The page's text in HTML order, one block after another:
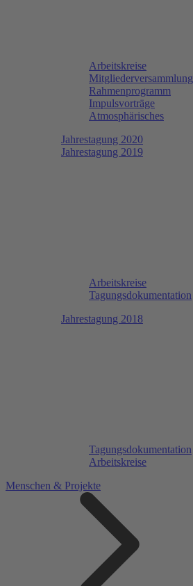
Arbeitskreise
Mitgliederversammlung
Rahmenprogramm
Impulsvorträge
Atmosphärisches
Jahrestagung 2020
Jahrestagung 2019
Arbeitskreise
Tagungsdokumentation
Jahrestagung 2018
Tagungsdokumentation
Arbeitskreise
Menschen & Projekte